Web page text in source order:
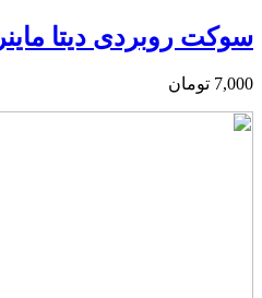
سوکت روبردی دیتا ماینر 8*2 صاف
7,000 تومان